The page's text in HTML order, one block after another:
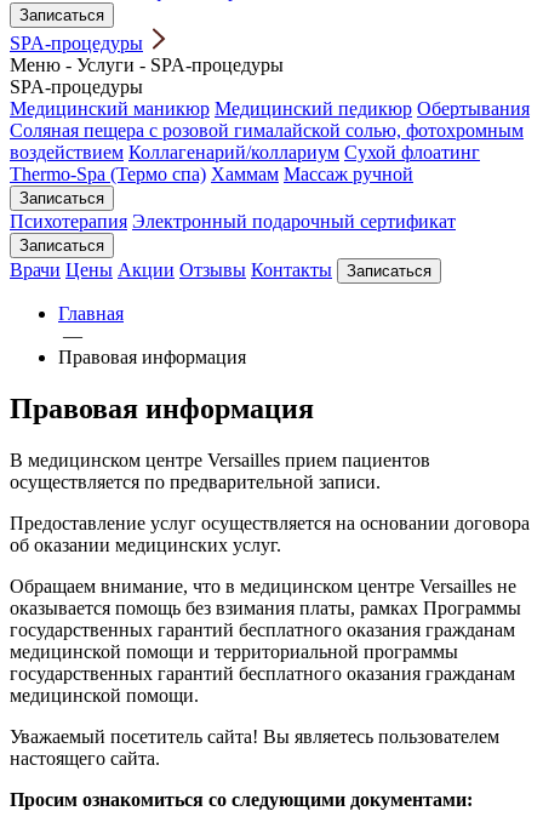
Записаться
SPA-процедуры
Меню - Услуги - SPA-процедуры
SPA-процедуры
Медицинский маникюр Медицинский педикюр Обертывания
Соляная пещера с розовой гималайской солью, фотохромным
воздействием Коллагенарий/коллариум Сухой флоатинг
Thermo-Spa (Термо спа) Хаммам Массаж ручной
Записаться
Психотерапия Электронный подарочный сертификат
Записаться
Врачи Цены Акции Отзывы Контакты Записаться
Главная
—
Правовая информация
Правовая информация
В медицинском центре Versailles прием пациентов
осуществляется по предварительной записи.
Предоставление услуг осуществляется на основании договора
об оказании медицинских услуг.
Обращаем внимание, что в медицинском центре Versailles не
оказывается помощь без взимания платы, рамках Программы
государственных гарантий бесплатного оказания гражданам
медицинской помощи и территориальной программы
государственных гарантий бесплатного оказания гражданам
медицинской помощи.
Уважаемый посетитель сайта! Вы являетесь пользователем
настоящего сайта.
Просим ознакомиться со следующими документами: